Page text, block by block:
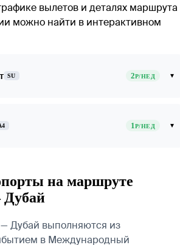
вылетов и деталях маршрута
можно найти в интерактивном
SU 2Р/НЕД ▾
1Р/НЕД ▾
на маршруте
Дубай выполняются из
в Международный